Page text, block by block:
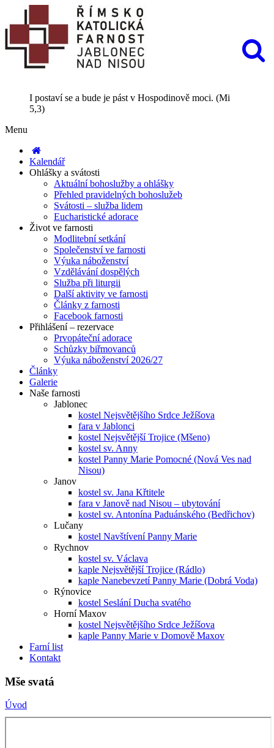
I postaví se a bude je pást v Hospodinově moci. (Mi
5,3)
Menu
Kalendář
Ohlášky a svátosti
Aktuální bohoslužby a ohlášky
Přehled pravidelných bohoslužeb
Svátosti – služba lidem
Eucharistické adorace
Život ve farnosti
Modlitební setkání
Společenství ve farnosti
Výuka náboženství
Vzdělávání dospělých
Služba při liturgii
Další aktivity ve farnosti
Články z farnosti
Facebook farnosti
Přihlášení – rezervace
Prvopáteční adorace
Schůzky biřmovanců
Výuka náboženství 2026/27
Články
Galerie
Naše farnosti
Jablonec
kostel Nejsvětějšího Srdce Ježíšova
fara v Jablonci
kostel Nejsvětější Trojice (Mšeno)
kostel sv. Anny
kostel Panny Marie Pomocné (Nová Ves nad
Nisou)
Janov
kostel sv. Jana Křtitele
fara v Janově nad Nisou – ubytování
kostel sv. Antonína Paduánského (Bedřichov)
Lučany
kostel Navštívení Panny Marie
Rychnov
kostel sv. Václava
kaple Nejsvětější Trojice (Rádlo)
kaple Nanebevzetí Panny Marie (Dobrá Voda)
Rýnovice
kostel Seslání Ducha svatého
Horní Maxov
kostel Nejsvětějšího Srdce Ježíšova
kaple Panny Marie v Domově Maxov
Farní list
Kontakt
Mše svatá
Úvod